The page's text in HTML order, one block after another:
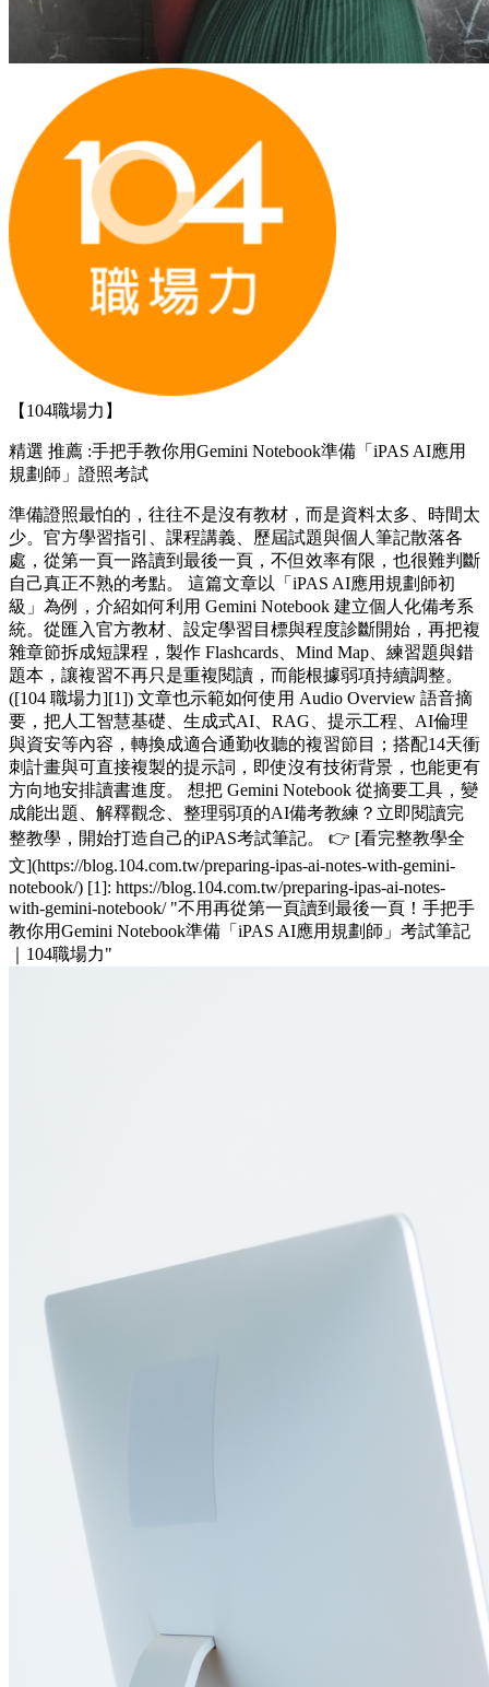
【104職場力】
精選 推薦 :手把手教你用Gemini Notebook準備「iPAS AI應用
規劃師」證照考試
準備證照最怕的，往往不是沒有教材，而是資料太多、時間太
少。官方學習指引、課程講義、歷屆試題與個人筆記散落各
處，從第一頁一路讀到最後一頁，不但效率有限，也很難判斷
自己真正不熟的考點。 這篇文章以「iPAS AI應用規劃師初
級」為例，介紹如何利用 Gemini Notebook 建立個人化備考系
統。從匯入官方教材、設定學習目標與程度診斷開始，再把複
雜章節拆成短課程，製作 Flashcards、Mind Map、練習題與錯
題本，讓複習不再只是重複閱讀，而能根據弱項持續調整。
([104 職場力][1]) 文章也示範如何使用 Audio Overview 語音摘
要，把人工智慧基礎、生成式AI、RAG、提示工程、AI倫理
與資安等內容，轉換成適合通勤收聽的複習節目；搭配14天衝
刺計畫與可直接複製的提示詞，即使沒有技術背景，也能更有
方向地安排讀書進度。 想把 Gemini Notebook 從摘要工具，變
成能出題、解釋觀念、整理弱項的AI備考教練？立即閱讀完
整教學，開始打造自己的iPAS考試筆記。 👉 [看完整教學全
文](https://blog.104.com.tw/preparing-ipas-ai-notes-with-gemini-
notebook/) [1]: https://blog.104.com.tw/preparing-ipas-ai-notes-
with-gemini-notebook/ "不用再從第一頁讀到最後一頁！手把手
教你用Gemini Notebook準備「iPAS AI應用規劃師」考試筆記
｜104職場力"